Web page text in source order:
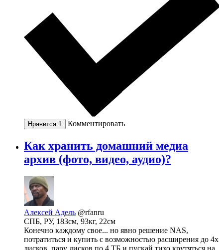
Нравится 1 Комментировать
Как хранить домашний медиа
архив (фото, видео, аудио)?
Алексей Адель @rfanru
СПБ, РУ, 183см, 93кг, 22см
Конечно каждому свое... но явно решение NAS,
потратиться и купить с возможностью расширения до 4х
дисков, пару дисков по 4 ТБ и пускай тихо крутяться на